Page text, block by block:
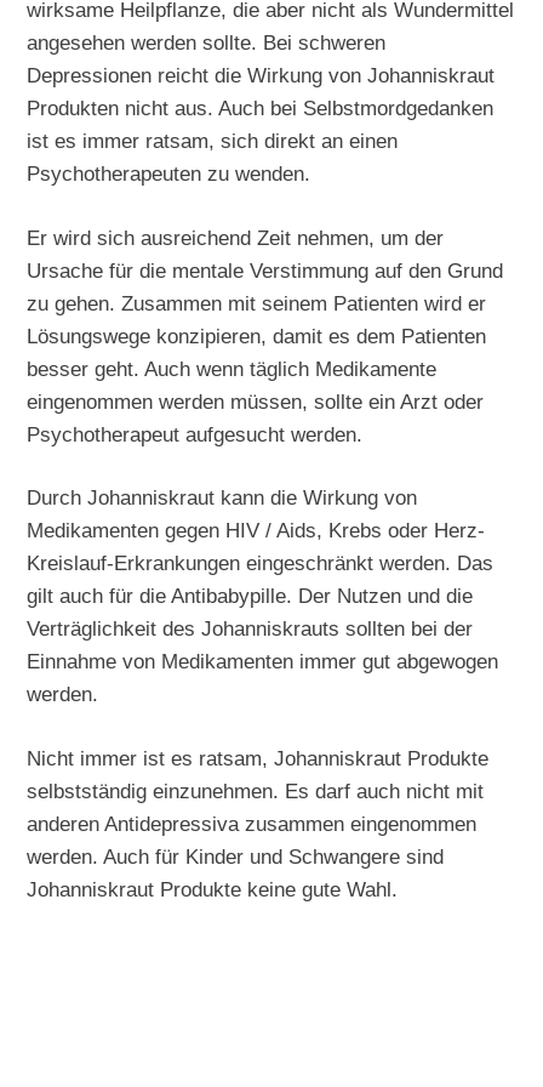
wirksame Heilpflanze, die aber nicht als Wundermittel
angesehen werden sollte. Bei schweren
Depressionen reicht die Wirkung von Johanniskraut
Produkten nicht aus. Auch bei Selbstmordgedanken
ist es immer ratsam, sich direkt an einen
Psychotherapeuten zu wenden.
Er wird sich ausreichend Zeit nehmen, um der
Ursache für die mentale Verstimmung auf den Grund
zu gehen. Zusammen mit seinem Patienten wird er
Lösungswege konzipieren, damit es dem Patienten
besser geht. Auch wenn täglich Medikamente
eingenommen werden müssen, sollte ein Arzt oder
Psychotherapeut aufgesucht werden.
Durch Johanniskraut kann die Wirkung von
Medikamenten gegen HIV / Aids, Krebs oder Herz-
Kreislauf-Erkrankungen eingeschränkt werden. Das
gilt auch für die Antibabypille. Der Nutzen und die
Verträglichkeit des Johanniskrauts sollten bei der
Einnahme von Medikamenten immer gut abgewogen
werden.
Nicht immer ist es ratsam, Johanniskraut Produkte
selbstständig einzunehmen. Es darf auch nicht mit
anderen Antidepressiva zusammen eingenommen
werden. Auch für Kinder und Schwangere sind
Johanniskraut Produkte keine gute Wahl.